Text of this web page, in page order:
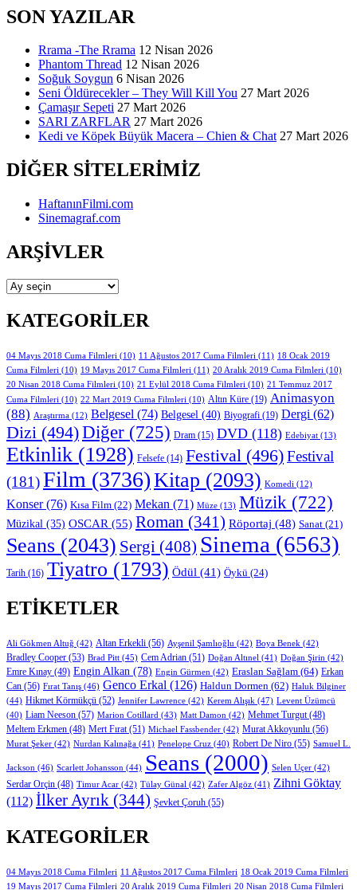
SON YAZILAR
Rrama -The Rrama 12 Nisan 2026
Phantom Thread 12 Nisan 2026
Soğuk Soygun 6 Nisan 2026
Seni Öldürecekler – They Will Kill You 27 Mart 2026
Çamaşır Sepeti 27 Mart 2026
SARI ZARFLAR 27 Mart 2026
Kedi ve Köpek Büyük Macera – Chien & Chat 27 Mart 2026
DIĞER SITELERIMIZ
HaftanınFilmi.com
Sinemagraf.com
ARŞIVLER
Arşivler
KATEGORILER
04 Mayıs 2018 Cuma Filmleri (10) 11 Ağustos 2017 Cuma Filmleri (11) 18 Ocak 2019
Cuma Filmleri (10) 19 Mayıs 2017 Cuma Filmleri (11) 20 Aralık 2019 Cuma Filmleri (10)
20 Nisan 2018 Cuma Filmleri (10) 21 Eylül 2018 Cuma Filmleri (10) 21 Temmuz 2017
Cuma Filmleri (10) 22 Mart 2019 Cuma Filmleri (10) Altın Küre (19) Animasyon
(88) Araştırma (12) Belgesel (74) Belgesel (40) Biyografi (19) Dergi (62)
Dizi (494)Diğer (725) Dram (15) DVD (118) Edebiyat (13)
Etkinlik (1928) Felsefe (14) Festival (496)Festival
(181)Film (3736)Kitap (2093) Komedi (12)
Konser(76) Kısa Film (22) Mekan (71) Müze (13) Müzik (722)
Müzikal (35) OSCAR (55) Roman (341) Röportaj (48) Sanat (21)
Seans (2043) Sergi (408) Sinema (6563)
Tarih (16) Tiyatro (1793) Ödül (41) Öykü (24)
ETIKETLER
Ali Gökmen Altuğ (42) Altan Erkekli (56) Ayşenil Şamlıoğlu (42) Boya Benek (42)
Bradley Cooper (53) Brad Pitt (45) Cem Adrian (51) Doğan Altınel (41) Doğan Şirin (42)
Emre Kınay (49) Engin Alkan (78) Engin Gürmen (42) Eraslan Sağlam (64) Erkan
Can (56) Fırat Tanış (46) Genco Erkal (126) Haldun Dormen (62) Haluk Bilginer
(44) Hikmet Körmükçü (52) Jennifer Lawrence (42) Kerem Alışık (47) Levent Üzümcü
(40) Liam Neeson (57) Marion Cotillard (43) Matt Damon (42) Mehmet Turgut (48)
Meltem Erkmen (48) Mert Fırat (51) Michael Fassbender (42) Murat Akkoyunlu (56)
Murat Şeker (42) Nurdan Kalınağa (41) Penelope Cruz (40) Robert De Niro (55) Samuel L.
Jackson (46) Scarlett Johansson (44) Seans (2000) Selen Uçer (42)
Serdar Orçin (48) Timur Acar (42) Tülay Günal (42) Zafer Algöz (41) Zihni Göktay
(112) İlker Ayrık (344) Şevket Çoruh (55)
KATEGORILER
04 Mayıs 2018 Cuma Filmleri 11 Ağustos 2017 Cuma Filmleri 18 Ocak 2019 Cuma Filmleri
19 Mayıs 2017 Cuma Filmleri 20 Aralık 2019 Cuma Filmleri 20 Nisan 2018 Cuma Filmleri